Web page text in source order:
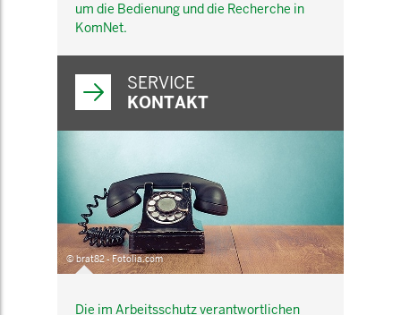
um die Bedienung und die Recherche in
KomNet.
SERVICE
KONTAKT
© brat82 - Fotolia.com
Die im Arbeitsschutz verantwortlichen